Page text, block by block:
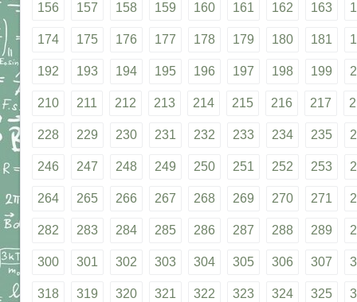
156 157 158 159 160 161 162 163
174 175 176 177 178 179 180 181
192 193 194 195 196 197 198 199
210 211 212 213 214 215 216 217
228 229 230 231 232 233 234 235
246 247 248 249 250 251 252 253
264 265 266 267 268 269 270 271
282 283 284 285 286 287 288 289
300 301 302 303 304 305 306 307
318 319 320 321 322 323 324 325